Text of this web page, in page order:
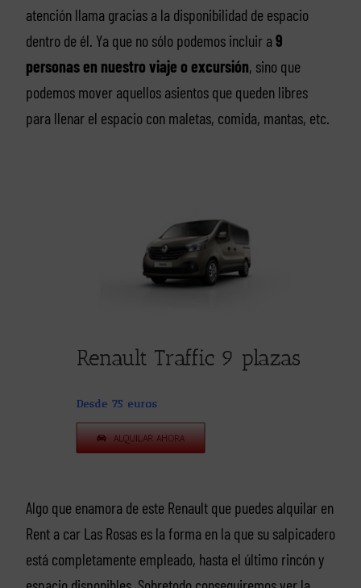
atención llama gracias a la disponibilidad de espacio
dentro de él. Ya que no sólo podemos incluir a 9
personas en nuestro viaje o excursión, sino que
podemos mover aquellos asientos que queden libres
para llenar el espacio con maletas, comida, mantas, etc.
Algo que enamora de este Renault que puedes alquilar en
Rent a car Las Rosas es la forma en la que su salpicadero
está completamente empleado, hasta el último rincón y